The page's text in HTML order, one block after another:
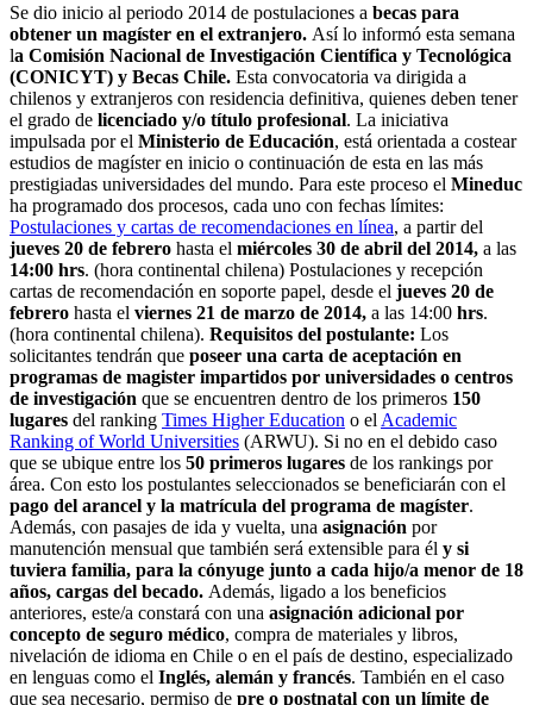
Se dio inicio al periodo 2014 de postulaciones a becas para
obtener un magíster en el extranjero. Así lo informó esta semana
la Comisión Nacional de Investigación Científica y Tecnológica
(CONICYT) y Becas Chile. Esta convocatoria va dirigida a
chilenos y extranjeros con residencia definitiva, quienes deben tener
el grado de licenciado y/o título profesional. La iniciativa
impulsada por el Ministerio de Educación, está orientada a costear
estudios de magíster en inicio o continuación de esta en las más
prestigiadas universidades del mundo. Para este proceso el Mineduc
ha programado dos procesos, cada uno con fechas límites:
Postulaciones y cartas de recomendaciones en línea, a partir del
jueves 20 de febrero hasta el miércoles 30 de abril del 2014, a las
14:00 hrs. (hora continental chilena) Postulaciones y recepción
cartas de recomendación en soporte papel, desde el jueves 20 de
febrero hasta el viernes 21 de marzo de 2014, a las 14:00 hrs.
(hora continental chilena). Requisitos del postulante: Los
solicitantes tendrán que poseer una carta de aceptación en
programas de magister impartidos por universidades o centros
de investigación que se encuentren dentro de los primeros 150
lugares del ranking Times Higher Education o el Academic
Ranking of World Universities (ARWU). Si no en el debido caso
que se ubique entre los 50 primeros lugares de los rankings por
área. Con esto los postulantes seleccionados se beneficiarán con el
pago del arancel y la matrícula del programa de magíster.
Además, con pasajes de ida y vuelta, una asignación por
manutención mensual que también será extensible para él y si
tuviera familia, para la cónyuge junto a cada hijo/a menor de 18
años, cargas del becado. Además, ligado a los beneficios
anteriores, este/a constará con una asignación adicional por
concepto de seguro médico, compra de materiales y libros,
nivelación de idioma en Chile o en el país de destino, especializado
en lenguas como el Inglés, alemán y francés. También en el caso
que sea necesario, permiso de pre o postnatal con un límite de